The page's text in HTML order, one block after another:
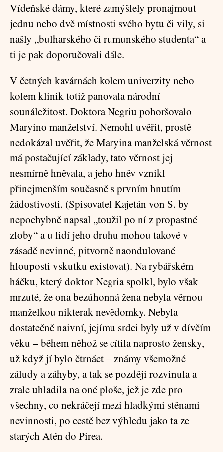
Vídeňské dámy, které zamýšlely pronajmout
jednu nebo dvě místnosti svého bytu či vily, si
našly „bulharského či rumunského studenta“ a
ti je pak doporučovali dále.
V četných kavárnách kolem univerzity nebo
kolem klinik totiž panovala národní
sounáležitost. Doktora Negriu pohoršovalo
Maryino manželství. Nemohl uvěřit, prostě
nedokázal uvěřit, že Maryina manželská věrnost
má postačující základy, tato věrnost jej
nesmírně hněvala, a jeho hněv vznikl
přinejmenším současně s prvním hnutím
žádostivosti. (Spisovatel Kajetán von S. by
nepochybně napsal „toužil po ní z propastné
zloby“ a u lidí jeho druhu mohou takové v
zásadě nevinné, pitvorně naondulované
hlouposti vskutku existovat). Na rybářském
háčku, který doktor Negria spolkl, bylo však
mrzuté, že ona bezúhonná žena nebyla věrnou
manželkou nikterak nevědomky. Nebyla
dostatečně naivní, jejímu srdci byly už v dívčím
věku – během něhož se cítila naprosto žensky,
už když jí bylo čtrnáct – známy všemožné
záludy a záhyby, a tak se později rozvinula a
zrale uhladila na oné ploše, jež je zde pro
všechny, co nekráčejí mezi hladkými stěnami
nevinnosti, po cestě bez výhledu jako ta ze
starých Atén do Pirea.